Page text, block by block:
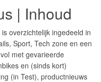
| Inhoud
overzichtelijk ingedeeld in
Sport, Tech zone en een
met gevarieerde
en (sinds kort)
(in Test), productnieuws